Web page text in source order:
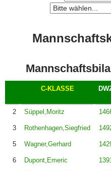
C-KLASSE
2 Süppel,Moritz
3 Rothenhagen,Siegfried
5 Wagner,Gerhard
6 Dupont,Emeric 1391